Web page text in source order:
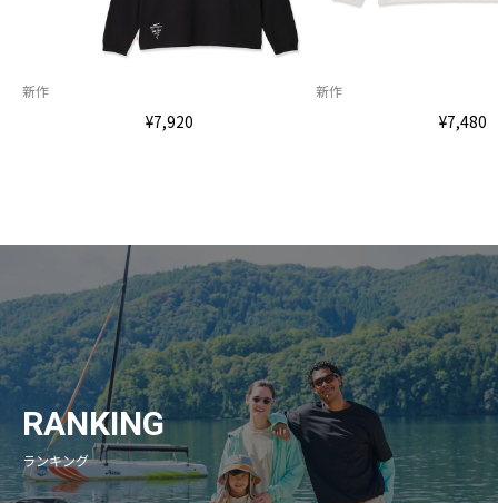
新作
¥7,920
新作
¥7,480
RANKING
ランキング